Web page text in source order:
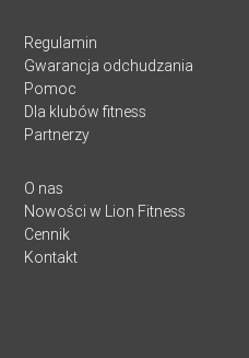
Regulamin
Gwarancja odchudzania
Pomoc
Dla klubów fitness
Partnerzy
O nas
Nowości w Lion Fitness
Cennik
Kontakt